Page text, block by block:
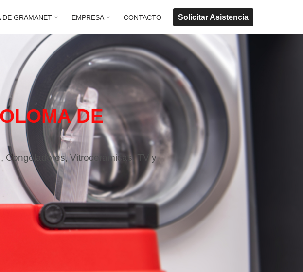
DE GRAMANET EMPRESA CONTACTO Solicitar Asistencia
DE
Congeladores, Vitrocerámicas, TV y